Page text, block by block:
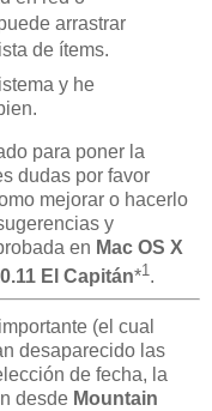
arrastrar
de ítems.
y he
para poner la
dudas por favor
mejorar o hacerlo
y
en Mac OS X
El Capitán*1 .
(el cual
desaparecido las
de fecha, la
desde Mountain